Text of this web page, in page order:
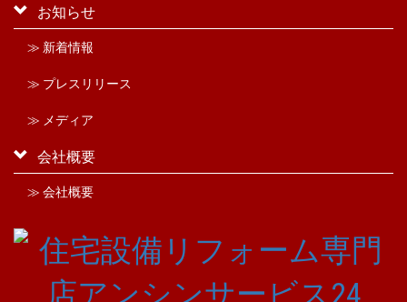
お知らせ
≫ 新着情報
≫ プレスリリース
≫ メディア
会社概要
≫ 会社概要